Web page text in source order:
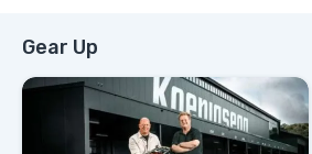
Gear Up